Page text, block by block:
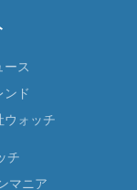
ス
ド
ォッチ
チ
マニア